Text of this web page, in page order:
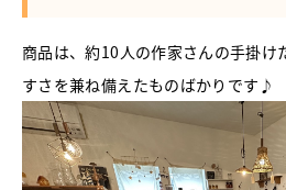
商品は、約10人の作家さんの手掛け
すさを兼ね備えたものばかりです♪